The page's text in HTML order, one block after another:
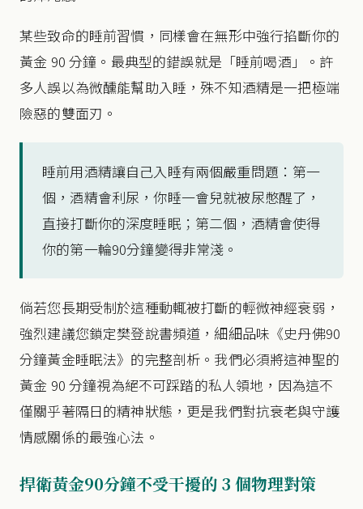
某些致命的睡前習慣，同樣會在無形中強行掐斷你的
黃金 90 分鐘。最典型的錯誤就是「睡前喝酒」。許
多人誤以為微醺能幫助入睡，殊不知酒精是一把極端
險惡的雙面刃。
睡前用酒精讓自己入睡有兩個嚴重問題：第一
個，酒精會利尿，你睡一會兒就被尿憋醒了，
直接打斷你的深度睡眠；第二個，酒精會使得
你的第一輪90分鐘變得非常淺。
倘若您長期受制於這種動輒被打斷的輕微神經衰弱，
強烈建議您鎖定樊登說書頻道，細細品味《史丹佛90
分鐘黃金睡眠法》的完整剖析。我們必須將這神聖的
黃金 90 分鐘視為絕不可踩踏的私人領地，因為這不
僅關乎著隔日的精神狀態，更是我們對抗衰老與守護
情感關係的最強心法。
捍衛黃金90分鐘不受干擾的 3 個物理對策